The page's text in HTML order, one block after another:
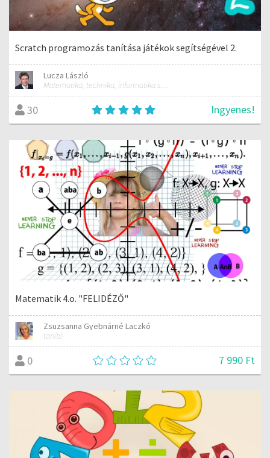
Scratch programozás tanítása játékok segítségével 2.
Lucza László
Matematika, technika, informatika szakos általános iskolai tanár; mentorpedagógus, mestertanár
30 Ingyenes!
Matematik 4.o. "FELIDÉZŐ"
Zsuzsanna Gyebnárné Laczkó
tanító
0 7 990 Ft